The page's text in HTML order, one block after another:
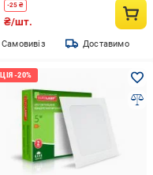
-25 ₴
₴/шт.
Cамовивіз Доставимо